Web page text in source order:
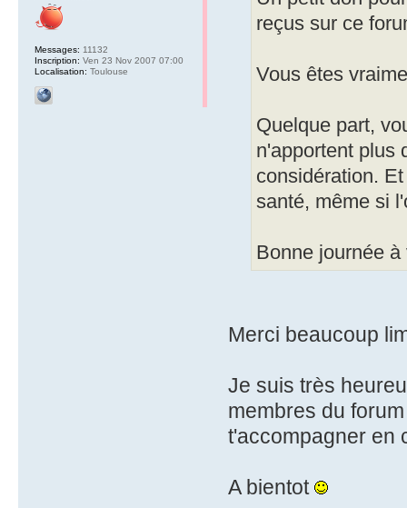
reçus sur ce
Vous êtes
Quelque part,
n'apportent plus
considération.
santé, même si
Bonne journée
Merci beaucoup
Je suis très
membres du
t'accompagner en
A bientot
Messages: 11132
Inscription: Ven 23 Nov 2007 07:00
Localisation: Toulouse